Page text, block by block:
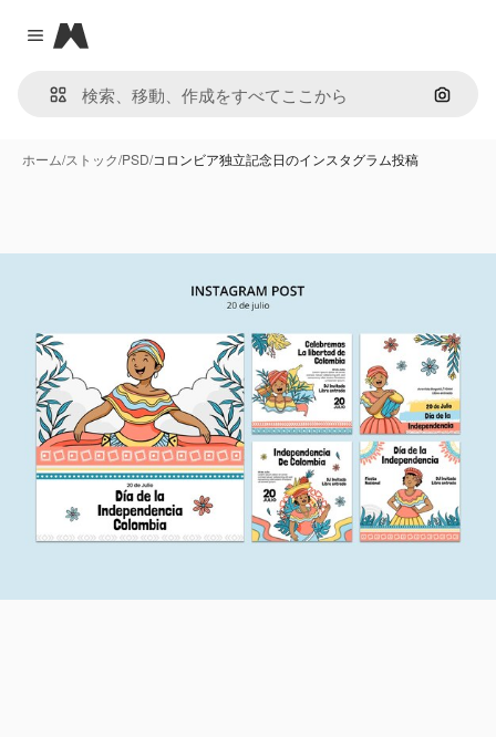
Close menu
Magnific
画像で
ホーム/ストック/PSD/コロンビア独立記念日のインスタグラム投稿